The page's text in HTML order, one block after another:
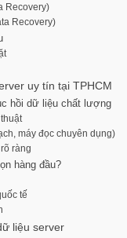
Recovery)
Recovery)
uy tín tại TPHCM
hồi dữ liệu chất lượng
máy đọc chuyên dụng)
ràng
hàng đầu?
tế
liệu server